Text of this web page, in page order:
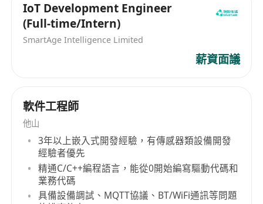
IoT Development Engineer
(Full-time/Intern)
SmartAge Intelligence Limited
薪資面議
軟件工程師
他山
3年以上嵌入式開發經驗，有傳感器類設備開發
經驗者優先
精通C/C++編程語言，能從0開始編寫驅動代碼和
業務代碼
具備設備調試、MQTT協議、BT/WiFi通訊等問題